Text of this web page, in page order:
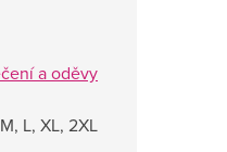
a oděvy
L, XL, 2XL